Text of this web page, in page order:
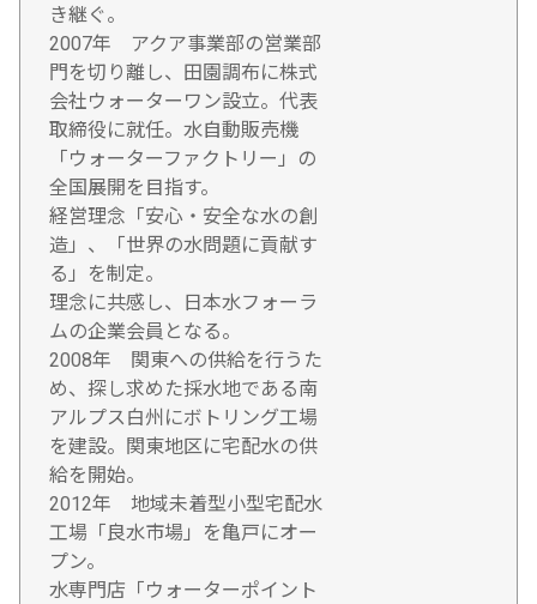
き継ぐ。
2007年 アクア事業部の営業部
門を切り離し、田園調布に株式
会社ウォーターワン設立。代表
取締役に就任。水自動販売機
「ウォーターファクトリー」の
全国展開を目指す。
経営理念「安心・安全な水の創
造」、「世界の水問題に貢献す
る」を制定。
理念に共感し、日本水フォーラ
ムの企業会員となる。
2008年 関東への供給を行うた
め、探し求めた採水地である南
アルプス白州にボトリング工場
を建設。関東地区に宅配水の供
給を開始。
2012年 地域未着型小型宅配水
工場「良水市場」を亀戸にオー
プン。
水専門店「ウォーターポイント